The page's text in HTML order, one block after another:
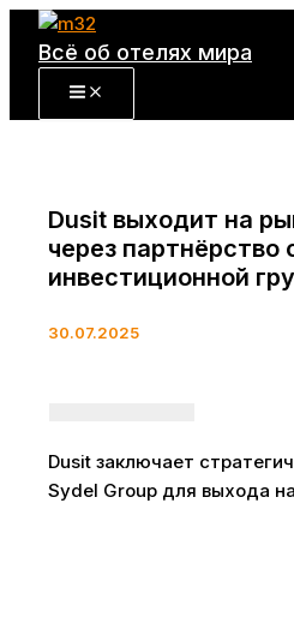
Перейти
содержимому
Всё об отелях мира
Dusit выходит на
через партнёрство
инвестиционной
30.07.2025
Dusit заключает
Sydel Group для выхода